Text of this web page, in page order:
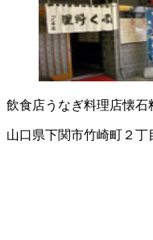
飲食店うなぎ料理店懐石
山口県下関市竹崎町２丁